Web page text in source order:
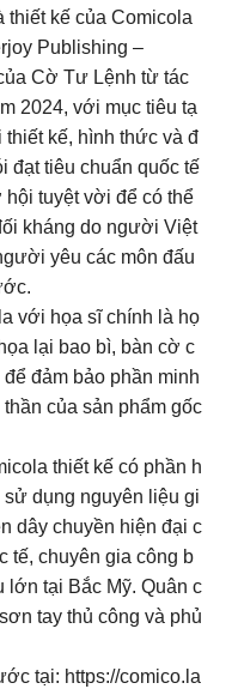
thiết kế của Comicola
Publishing –
Cờ Tư Lệnh từ tác
2024, với mục tiêu tạ
kế, hình thức và đ
đạt tiêu chuẩn quốc tế
hội tuyệt vời để có thể
kháng do người Việt
yêu các môn đấu
với họa sĩ chính là họ
lại bao bì, bàn cờ c
đảm bảo phần minh
của sản phẩm gốc
thiết kế có phần h
dụng nguyên liệu gi
dây chuyền hiện đại c
tế, chuyên gia công b
lớn tại Bắc Mỹ. Quân c
tay thủ công và phủ
tại: https://comico.la